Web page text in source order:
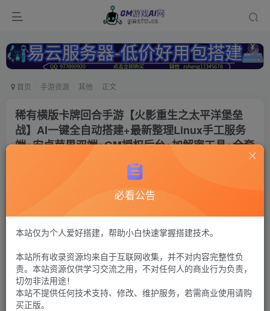
首页 手游资源 其他 正文
稀有横版卡牌回合手游【火影重生之太平洋堡垒
战】AI一键全自动搭建+最新整理Linux手工服务
端+安卓苹果双端+GM授权后台+加解密工具+全套
此内容为付费资源，请付费后查看
G币30 G币100
付费资源
必看公告
本站仅为个人爱好搭建，帮助小白快速掌握搭建技术。
本站所有收录资源均来自于互联网收集，并不对内容完整性负
责。本站资源仅供学习交流之用，不对任何人的商业行为负责，
切勿非法用途！
本站不提供任何技术支持、修改、维护服务，若需商业使用请购
买正版。